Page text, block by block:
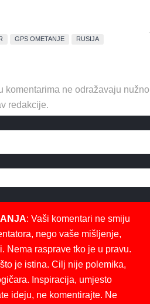
GPS OMETANJE RUSIJA
komentarima ne odražavaju nužno
redakcije.
: Vaši komentari ne smiju
nego vaše mišljenje,
Nema rasprave tko je u pravu.
je istina. Cilj nije polemika,
Inspiracija, umjesto
ideju, ne komentirajte. Ne